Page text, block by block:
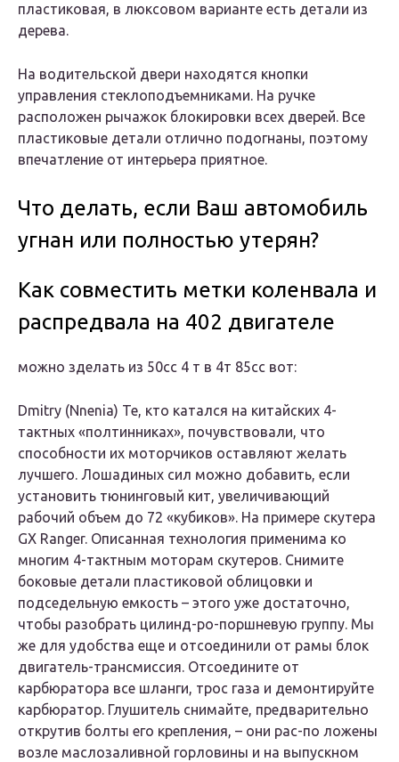
пластиковая, в люксовом варианте есть детали из
дерева.
На водительской двери находятся кнопки
управления стеклоподъемниками. На ручке
расположен рычажок блокировки всех дверей. Все
пластиковые детали отлично подогнаны, поэтому
впечатление от интерьера приятное.
Что делать, если Ваш автомобиль
угнан или полностью утерян?
Как совместить метки коленвала и
распредвала на 402 двигателе
можно зделать из 50сс 4 т в 4т 85сс вот:
Dmitry (Nnenia) Те, кто катался на китайских 4-
тактных «полтинниках», почувствовали, что
способности их моторчиков оставляют желать
лучшего. Лошадиных сил можно добавить, если
установить тюнинговый кит, увеличивающий
рабочий объем до 72 «кубиков». На примере скутера
GX Ranger. Описанная технология применима ко
многим 4-тактным моторам скутеров. Снимите
боковые детали пластиковой облицовки и
подседельную емкость – этого уже достаточно,
чтобы разобрать цилинд-ро-поршневую группу. Мы
же для удобства еще и отсоединили от рамы блок
двигатель-трансмиссия. Отсоедините от
карбюратора все шланги, трос газа и демонтируйте
карбюратор. Глушитель снимайте, предварительно
открутив болты его крепления, – они рас-по ложены
возле маслозаливной горловины и на выпускном